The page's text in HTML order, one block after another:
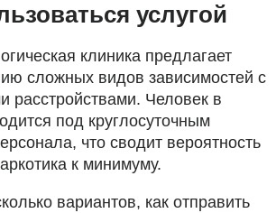
услугой
клиника предлагает
сложных видов зависимостей с
расстройствами. Человек в
под круглосуточным
что сводит вероятность
к минимуму.
вариантов, как отправить